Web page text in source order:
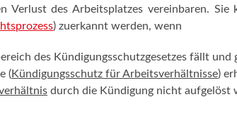
Verlust des Arbeitsplatzes vereinbaren. Sie
) zuerkannt werden, wenn
des Kündigungsschutzgesetzes fällt und
(Kündigungsschutz für Arbeitsverhältnisse)
durch die Kündigung nicht aufgelöst